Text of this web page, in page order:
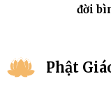
đời
Phật